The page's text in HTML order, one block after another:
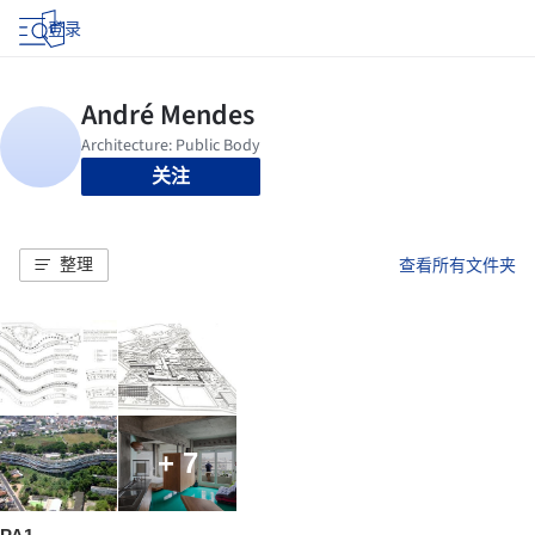
登录
关注
整理 查看所有文件夹
+ 7